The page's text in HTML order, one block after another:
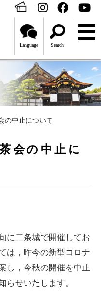
Language Search
の中止について
会の中止に
に二条城で開催してお
は，昨今の新型コロナ
し，今秋の開催を中止
らせいたします。